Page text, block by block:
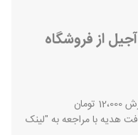
از فروشگاه
هدیه با مراجعه به "لینک